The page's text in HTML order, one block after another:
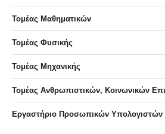
Τομέας Μαθηματικών
Τομέας Φυσικής
Τομέας Μηχανικής
Τομέας Ανθρωπιστικών, Κοινωνικών
Eργαστήριo Προσωπικών Υπολογιστών